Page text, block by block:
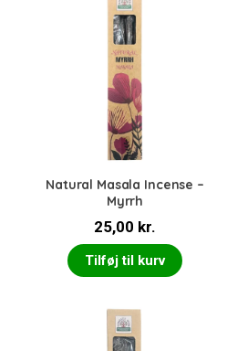
Natural Masala Incense –
Myrrh
25,00 kr.
Tilføj til kurv